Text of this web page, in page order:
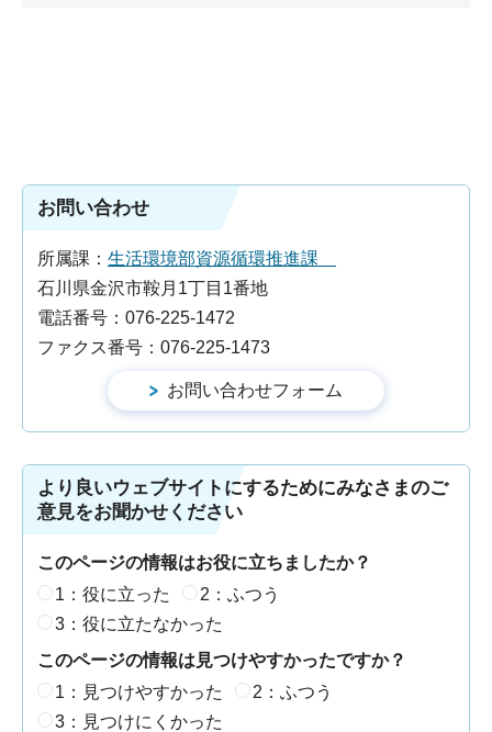
お問い合わせ
所属課： 生活環境部資源循環推進課
石川県金沢市鞍月1丁目1番地
電話番号：076-225-1472
ファクス番号：076-225-1473
より良いウェブサイトにするためにみなさまのご
意見をお聞かせください
このページの情報はお役に立ちましたか？
1：役に立った
2：ふつう
3：役に立たなかった
このページの情報は見つけやすかったですか？
1：見つけやすかった
2：ふつう
3：見つけにくかった